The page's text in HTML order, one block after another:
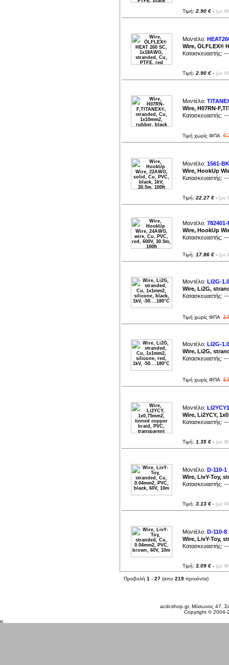
Τιμή: 2.90 € - (με
Μοντέλο:
Wire, ÖLFLEX®
Κατασκευαστής:
Τιμή: 2.90 € - (με
Μοντέλο:
Wire, H07RN-
Κατασκευαστής:
Τιμή χωρίς ΦΠΑ
Μοντέλο: 1561-
Wire, HookUp
Κατασκευαστής:
Τιμή: 22.27 € - (με
Μοντέλο: 782401-
Wire, HookUp
Κατασκευαστής:
Τιμή: 17.86 € - (με
Μοντέλο: LI2G-
Wire, Li2G,
Κατασκευαστής:
Τιμή χωρίς ΦΠΑ
Μοντέλο: LI2G-
Wire, Li2G,
Κατασκευαστής:
Τιμή χωρίς ΦΠΑ
Μοντέλο:
Wire, Li2YCY,
Κατασκευαστής:
Τιμή: 1.35 € - (με
Μοντέλο: D-110-1
Wire, LivY-Toy,
Κατασκευαστής:
Τιμή: 3.13 € - (με
Μοντέλο: D-110-8
Wire, LivY-Toy,
Κατασκευαστής:
Τιμή: 3.09 € - (με
Προβολή 1 - 27 (απο 219 προιόντα)
acdcshop.gr, Μύσωνος 47,
Copyright ©